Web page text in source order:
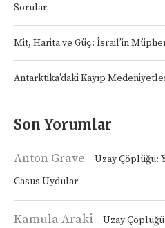
Sorular
Mit, Harita ve Güç: İsrail’in
Antarktika’daki Kayıp
Son Yorumlar
Anton Grave - Uzay Çöplüğü:
Casus Uydular
Kamula Araki - Uzay